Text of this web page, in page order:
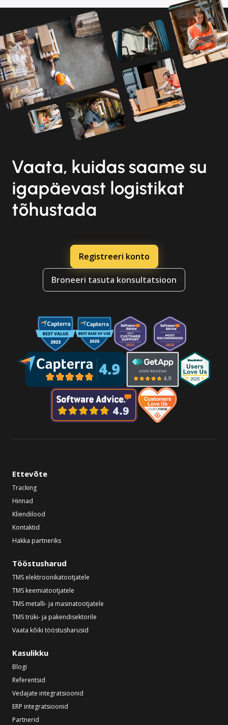
Vaata, kuidas saame su
igapäevast logistikat
tõhustada
Registreeri konto
Broneeri tasuta konsultatsioon
Ettevõte
Tracking
Hinnad
Kliendilood
Kontaktid
Hakka partneriks
Tööstusharud
TMS elektroonikatootjatele
TMS keemiatootjatele
TMS metalli- ja masinatootjatele
TMS trüki- ja pakendisektorile
Vaata kõiki tööstusharusid
Kasulikku
Blogi
Referentsid
Vedajate integratsioonid
ERP integratsioonid
Partnerid